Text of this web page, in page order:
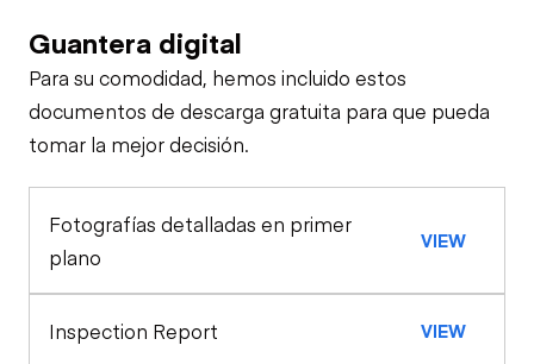
Seguridad
Seguridad
Bloqueo de
Especialidad
Acoplador Rápido
Apariencia General
Luces Exteriores
Estación de Control
Motor
Arrancador
Tren de Potencia
Guantera digital
Para su comodidad, hemos incluido estos
documentos de descarga gratuita para que pueda
tomar la mejor decisión.
Fotografías detalladas en primer
plano
VIEW
Inspection Report VIEW